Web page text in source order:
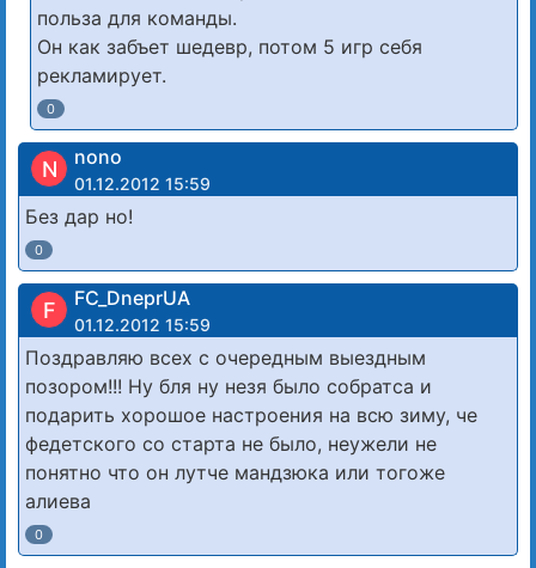
польза для команды.
Он как забъет шедевр, потом 5 игр себя
рекламирует.
0
N nono
01.12.2012 15:59
Без дар но!
0
F FC_DneprUA
01.12.2012 15:59
Поздравляю всех с очередным выездным
позором!!! Ну бля ну незя было собратса и
подарить хорошое настроения на всю зиму, че
федетского со старта не было, неужели не
понятно что он лутче мандзюка или тогоже
алиева
0